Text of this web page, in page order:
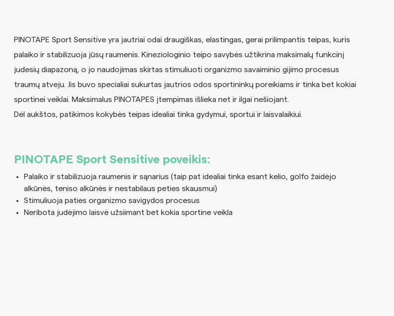
PINOTAPE Sport Sensitive yra jautriai odai draugiškas, elastingas, gerai prilimpantis teipas, kuris
palaiko ir stabilizuoja jūsų raumenis. Kineziologinio teipo savybės užtikrina maksimalų funkcinį
judesių diapazoną, o jo naudojimas skirtas stimuliuoti organizmo savaiminio gijimo procesus
traumų atveju. Jis buvo specialiai sukurtas jautrios odos sportininkų poreikiams ir tinka bet kokiai
sportinei veiklai. Maksimalus PINOTAPES įtempimas išlieka net ir ilgai nešiojant.
Dėl aukštos, patikimos kokybės teipas idealiai tinka gydymui, sportui ir laisvalaikiui.
PINOTAPE Sport Sensitive poveikis:
Palaiko ir stabilizuoja raumenis ir sąnarius (taip pat idealiai tinka esant kelio, golfo žaidėjo
alkūnės, teniso alkūnės ir nestabilaus peties skausmui)
Stimuliuoja paties organizmo savigydos procesus
Neribota judėjimo laisvė užsiimant bet kokia sportine veikla